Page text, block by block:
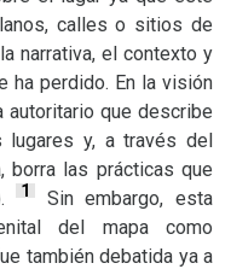
calles o sitios de
narrativa, el contexto y
ha perdido. En la visión
autoritario que describe
lugares y, a través del
borra las prácticas que
1
Sin embargo, esta
del mapa como
también debatida ya a